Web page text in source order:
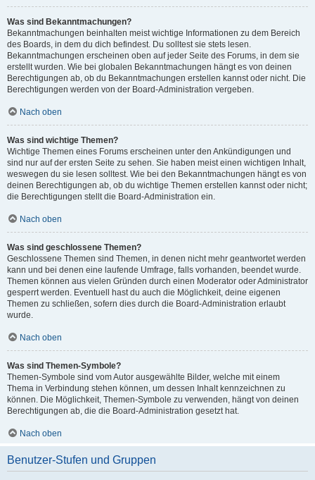
Was sind Bekanntmachungen?
Bekanntmachungen beinhalten meist wichtige Informationen zu dem Bereich
des Boards, in dem du dich befindest. Du solltest sie stets lesen.
Bekanntmachungen erscheinen oben auf jeder Seite des Forums, in dem sie
erstellt wurden. Wie bei globalen Bekanntmachungen hängt es von deinen
Berechtigungen ab, ob du Bekanntmachungen erstellen kannst oder nicht. Die
Berechtigungen werden von der Board-Administration vergeben.
Nach oben
Was sind wichtige Themen?
Wichtige Themen eines Forums erscheinen unter den Ankündigungen und
sind nur auf der ersten Seite zu sehen. Sie haben meist einen wichtigen Inhalt,
weswegen du sie lesen solltest. Wie bei den Bekanntmachungen hängt es von
deinen Berechtigungen ab, ob du wichtige Themen erstellen kannst oder nicht;
die Berechtigungen stellt die Board-Administration ein.
Nach oben
Was sind geschlossene Themen?
Geschlossene Themen sind Themen, in denen nicht mehr geantwortet werden
kann und bei denen eine laufende Umfrage, falls vorhanden, beendet wurde.
Themen können aus vielen Gründen durch einen Moderator oder Administrator
gesperrt werden. Eventuell hast du auch die Möglichkeit, deine eigenen
Themen zu schließen, sofern dies durch die Board-Administration erlaubt
wurde.
Nach oben
Was sind Themen-Symbole?
Themen-Symbole sind vom Autor ausgewählte Bilder, welche mit einem
Thema in Verbindung stehen können, um dessen Inhalt kennzeichnen zu
können. Die Möglichkeit, Themen-Symbole zu verwenden, hängt von deinen
Berechtigungen ab, die die Board-Administration gesetzt hat.
Nach oben
Benutzer-Stufen und Gruppen